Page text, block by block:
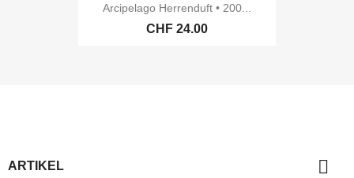
Arcipelago Herrenduft • 200...
CHF 24.00
ARTIKEL 